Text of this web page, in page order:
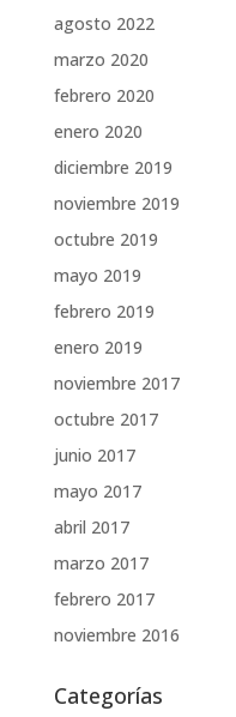
agosto 2022
marzo 2020
febrero 2020
enero 2020
diciembre 2019
noviembre 2019
octubre 2019
mayo 2019
febrero 2019
enero 2019
noviembre 2017
octubre 2017
junio 2017
mayo 2017
abril 2017
marzo 2017
febrero 2017
noviembre 2016
Categorías